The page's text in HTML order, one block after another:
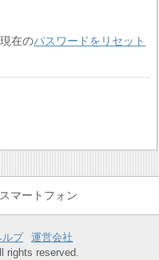
在のパスワードをリセット
スマートフォン
ルプ
運営会社
rights reserved.